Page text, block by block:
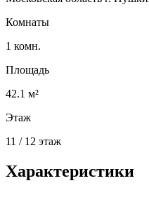
Комнаты
1 комн.
Площадь
42.1 м²
Этаж
11 / 12 этаж
Характеристики